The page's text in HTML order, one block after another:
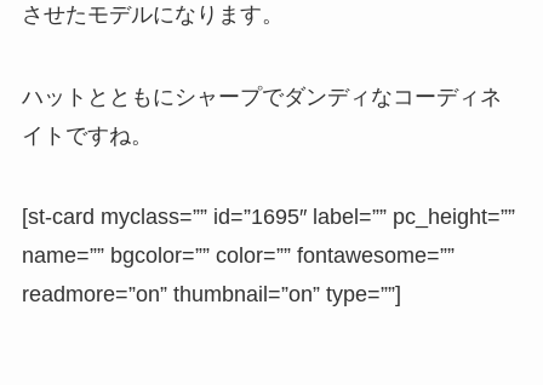
させたモデルになります。
ハットとともにシャープでダンディなコーディネ
イトですね。
[st-card myclass=”” id=”1695″ label=”” pc_height=””
name=”” bgcolor=”” color=”” fontawesome=””
readmore=”on” thumbnail=”on” type=””]